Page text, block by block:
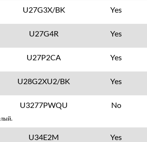
U27G3X/BK Yes
U27G4R Yes
U27P2CA Yes
U28G2XU2/BK Yes
U3277PWQU No
U34E2M Yes